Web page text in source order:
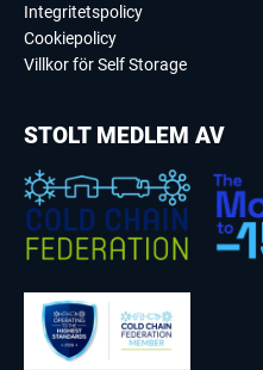
Integritetspolicy
Cookiepolicy
Villkor för Self Storage
STOLT MEDLEM AV